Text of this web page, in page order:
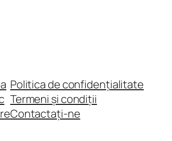
Politica de confidențialitate
Termeni și condiții
Contactați-ne